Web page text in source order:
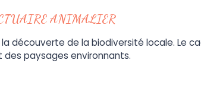
ANIMALIER
découverte de la biodiversité locale. Le
paysages environnants.